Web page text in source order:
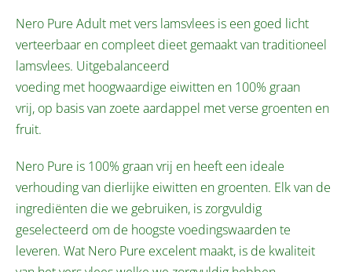
Nero Pure Adult met vers lamsvlees is een goed licht
verteerbaar en compleet dieet gemaakt van traditioneel
lamsvlees. Uitgebalanceerd
voeding met hoogwaardige eiwitten en 100% graan
vrij, op basis van zoete aardappel met verse groenten en
fruit.
Nero Pure is 100% graan vrij en heeft een ideale
verhouding van dierlijke eiwitten en groenten. Elk van de
ingrediënten die we gebruiken, is zorgvuldig
geselecteerd om de hoogste voedingswaarden te
leveren. Wat Nero Pure excelent maakt, is de kwaliteit